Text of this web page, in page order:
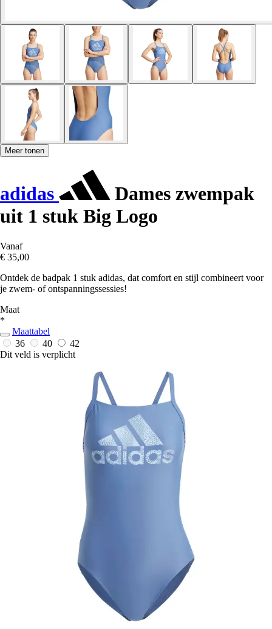
Meer tonen
adidas
Dames zwempak
uit 1 stuk Big Logo
Vanaf
€ 35,00
Ontdek de badpak 1 stuk adidas, dat comfort en stijl combineert voor
je zwem- of ontspanningssessies!
Maat
*
Maattabel
36
40
42
Dit veld is verplicht